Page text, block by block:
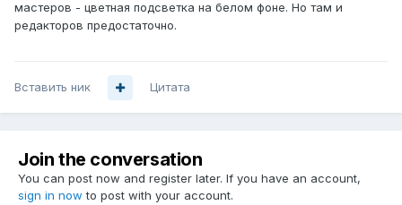
мастеров - цветная подсветка на белом фоне. Но там и
редакторов предостаточно.
Вставить ник Цитата
Join the conversation
You can post now and register later. If you have an account,
sign in now to post with your account.